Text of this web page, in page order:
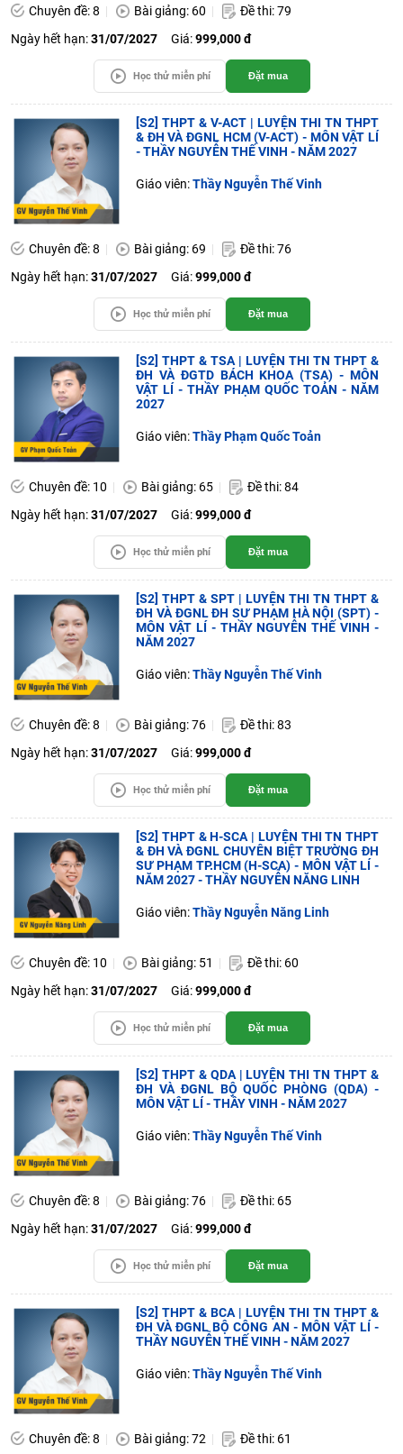
Chuyên đề: 8 Bài giảng: 60
Đề thi: 79
Ngày hết hạn:31/07/2027 Giá:999,000 đ
Học thử miễn phí Đặt mua
[S2] THPT & V-ACT | LUYỆN THI TN THPT
& ĐH VÀ ĐGNL HCM (V-ACT) - MÔN VẬT LÍ
- THẦY NGUYỄN THẾ VINH - NĂM 2027
Giáo viên:Thầy Nguyễn Thế Vinh
Chuyên đề: 8 Bài giảng: 69
Đề thi: 76
Ngày hết hạn:31/07/2027 Giá:999,000 đ
Học thử miễn phí Đặt mua
[S2] THPT & TSA | LUYỆN THI TN THPT &
ĐH VÀ ĐGTD BÁCH KHOA (TSA) - MÔN
VẬT LÍ - THẦY PHẠM QUỐC TOẢN - NĂM
2027
Giáo viên:Thầy Phạm Quốc Toản
Chuyên đề: 10 Bài giảng: 65
Đề thi: 84
Ngày hết hạn:31/07/2027 Giá:999,000 đ
Học thử miễn phí Đặt mua
[S2] THPT & SPT | LUYỆN THI TN THPT &
ĐH VÀ ĐGNL ĐH SƯ PHẠM HÀ NỘI (SPT) -
MÔN VẬT LÍ - THẦY NGUYỄN THẾ VINH -
NĂM 2027
Giáo viên:Thầy Nguyễn Thế Vinh
Chuyên đề: 8 Bài giảng: 76
Đề thi: 83
Ngày hết hạn:31/07/2027 Giá:999,000 đ
Học thử miễn phí Đặt mua
[S2] THPT & H-SCA | LUYỆN THI TN THPT
& ĐH VÀ ĐGNL CHUYÊN BIỆT TRƯỜNG ĐH
SƯ PHẠM TP.HCM (H-SCA) - MÔN VẬT LÍ -
NĂM 2027 - THẦY NGUYỄN NĂNG LINH
Giáo viên:Thầy Nguyễn Năng Linh
Chuyên đề: 10 Bài giảng: 51
Đề thi: 60
Ngày hết hạn:31/07/2027 Giá:999,000 đ
Học thử miễn phí Đặt mua
[S2] THPT & QDA | LUYỆN THI TN THPT &
ĐH VÀ ĐGNL BỘ QUỐC PHÒNG (QDA) -
MÔN VẬT LÍ - THẦY VINH - NĂM 2027
Giáo viên:Thầy Nguyễn Thế Vinh
Chuyên đề: 8 Bài giảng: 76
Đề thi: 65
Ngày hết hạn:31/07/2027 Giá:999,000 đ
Học thử miễn phí Đặt mua
[S2] THPT & BCA | LUYỆN THI TN THPT &
ĐH VÀ ĐGNL BỘ CÔNG AN - MÔN VẬT LÍ -
THẦY NGUYỄN THẾ VINH - NĂM 2027
Giáo viên:Thầy Nguyễn Thế Vinh
Chuyên đề: 8 Bài giảng: 72
Đề thi: 61